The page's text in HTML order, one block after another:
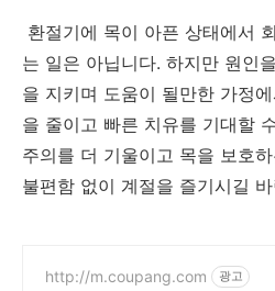
환절기에 목이 아픈 상태에서
는 일은 아닙니다. 하지만 원인을
을 지키며 도움이 될만한 가정
을 줄이고 빠른 치유를 기대할
주의를 더 기울이고 목을 보호
불편함 없이 계절을 즐기시길
http://m.coupang.com 광고